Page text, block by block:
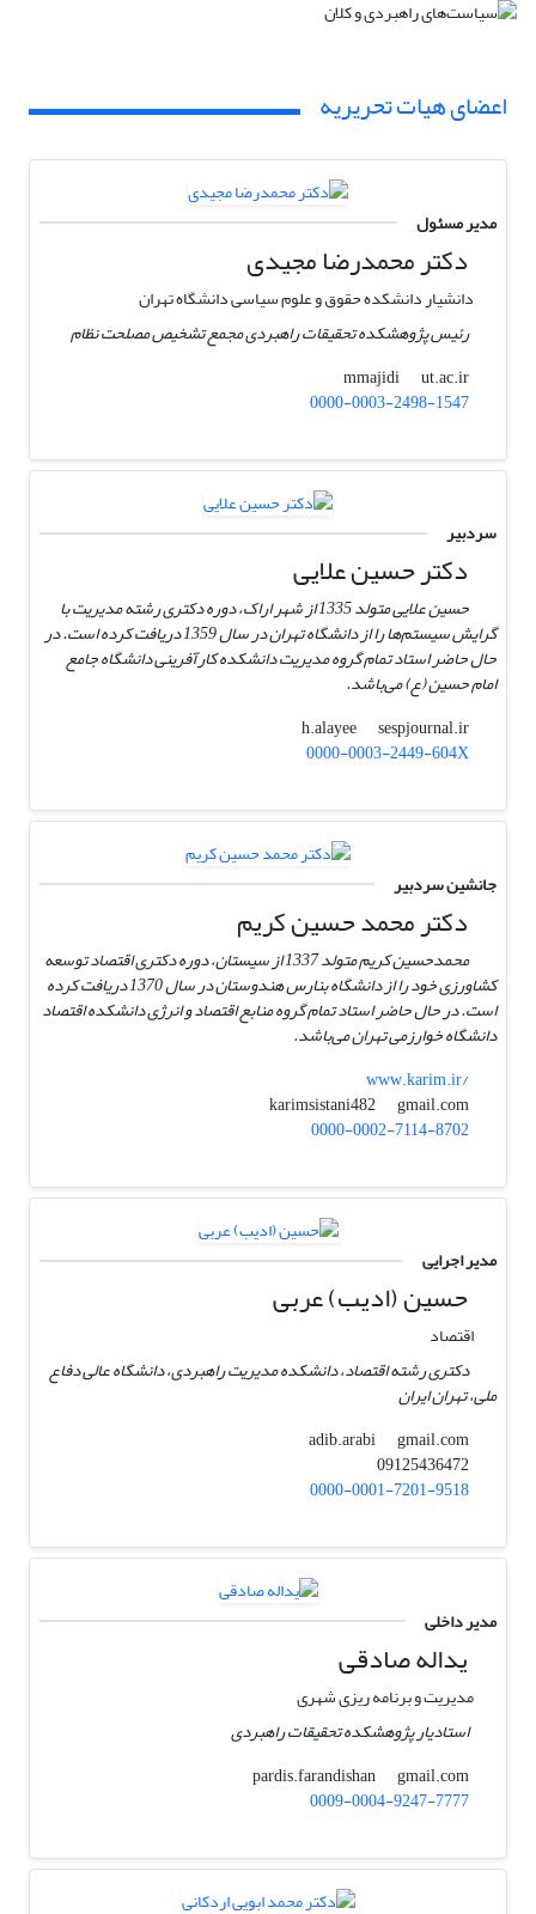
اعضای هیات تحریریه
مدیر مسئول
دکتر محمدرضا مجیدی
دانشیار دانشکده حقوق و علوم سیاسی دانشگاه تهران
رئیس پژوهشکده تحقیقات راهبردی مجمع تشخیص مصلحت نظام
mmajidi
ut.ac.ir
0000-0003-2498-1547
سردبیر
دکتر حسین علایی
حسین علایی متولد 1335 از شهر اراک، دوره دکتری رشته مدیریت با
گرایش سیستم‌ها را از دانشگاه تهران در سال 1359 دریافت کرده است. در
حال حاضر استاد تمام گروه مدیریت دانشکده کارآفرینی دانشگاه جامع
امام حسین (ع) می‌باشد.
h.alayee
sespjournal.ir
0000-0003-2449-604X
جانشین سردبیر
دکتر محمد حسین کریم
محمدحسین کریم متولد 1337 از سیستان، دوره دکتری اقتصاد توسعه
کشاورزی خود را از دانشگاه بنارس هندوستان در سال 1370 دریافت کرده
است. در حال حاضر استاد تمام گروه منابع اقتصاد و انرژی دانشکده اقتصاد
دانشگاه خوارزمی تهران می‌باشد.
www.karim.ir/
karimsistani482
gmail.com
0000-0002-7114-8702
مدیر اجرایی
حسین (ادیب) عربی
اقتصاد
دکتری رشته اقتصاد، دانشکده مدیریت راهبردی، دانشگاه عالی دفاع
ملی، تهران ایران
adib.arabi
gmail.com
09125436472
0000-0001-7201-9518
مدیر داخلی
یداله صادقی
مدیریت و برنامه ریزی شهری
استادیار پژوهشکده تحقیقات راهبردی
pardis.farandishan
gmail.com
0009-0004-9247-7777